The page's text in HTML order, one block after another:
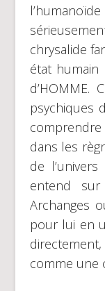
chrysalide
état
d’HOMME.
psychiques
dans les
de
entend sur
Archanges
pour lui en
comme une